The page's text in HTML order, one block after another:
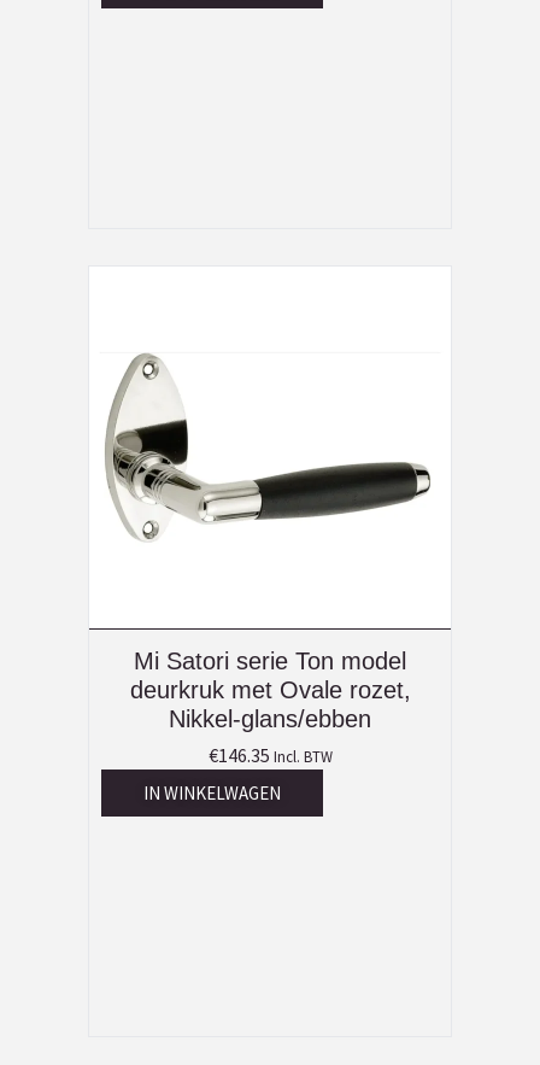
Mi Satori serie Ton model
deurkruk met Ovale rozet,
Nikkel-glans/ebben
€146.35 Incl. BTW
IN WINKELWAGEN